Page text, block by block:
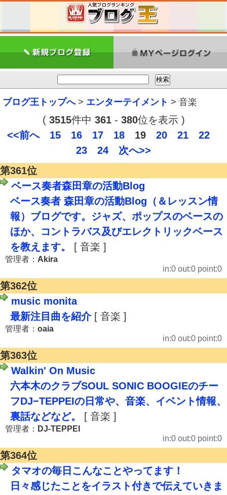
ブログ王トップへ> エンターテイメント > 音楽
( 3515件中 361- 380位を表示 )
<<前へ
15 16 17 18 19 20 21
22
23
24
次へ>>
第361位
ベース奏者森田章の活動Blog
ベース奏者 森田章の活動Blog（＆レッスン情
報）ブログです。ジャズ、ポップスのベースの
ほか、コントラバス及びエレクトリックベース
を教えます。
[ 音楽 ]
管理者： Akira
in:0 out:0 point:0
第362位
music monita
最新注目曲を紹介[ 音楽 ]
管理者： oaia
in:0 out:0 point:0
第363位
Walkin' On Music
六本木のクラブSOUL SONIC BOOGIEのチー
フDJ−TEPPEIの日常や、音楽、イベント情報、
裏話などなど。
[ 音楽 ]
管理者： DJ-TEPPEI
in:0 out:0 point:0
第364位
タマオの毎日こんなことやってます！
日々感じたことをイラスト付きで伝えていきま